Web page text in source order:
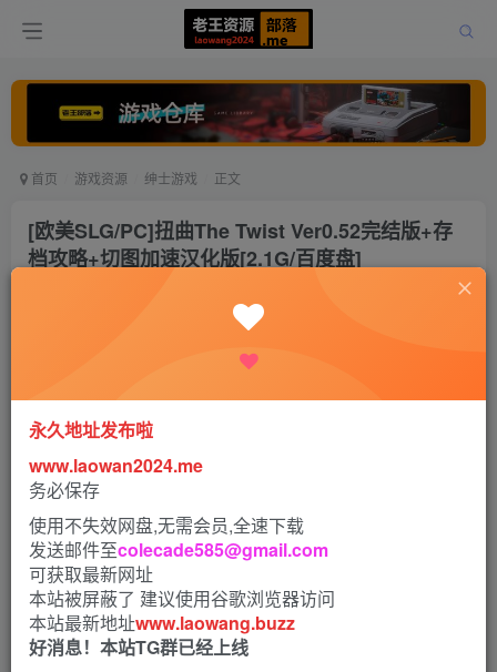
首页 游戏资源 绅士游戏 正文
[欧美SLG/PC]扭曲The Twist Ver0.52完结版+存
档攻略+切图加速汉化版[2.1G/百度盘]
扭曲The Twist Ver0.52完结版+存档攻略+切图加速汉化版
这个游戏建模一般，但是胜在可玩性高，剧情很顶，量大管
饱，而且又是大伙喜闻乐见的沙盒加全家桶，总之也是大名
鼎鼎了，不用我多介绍
比建模更让人诟病的是切地图的时候比较慢，好在f95上有大
永久地址发布啦
www.laowan2024.me
务必保存
使用不失效网盘,无需会员,全速下载
发送邮件至colecade585@gmail.com
可获取最新网址
本站被屏蔽了 建议使用谷歌浏览器访问
本站最新地址www.laowang.buzz
好消息！本站TG群已经上线